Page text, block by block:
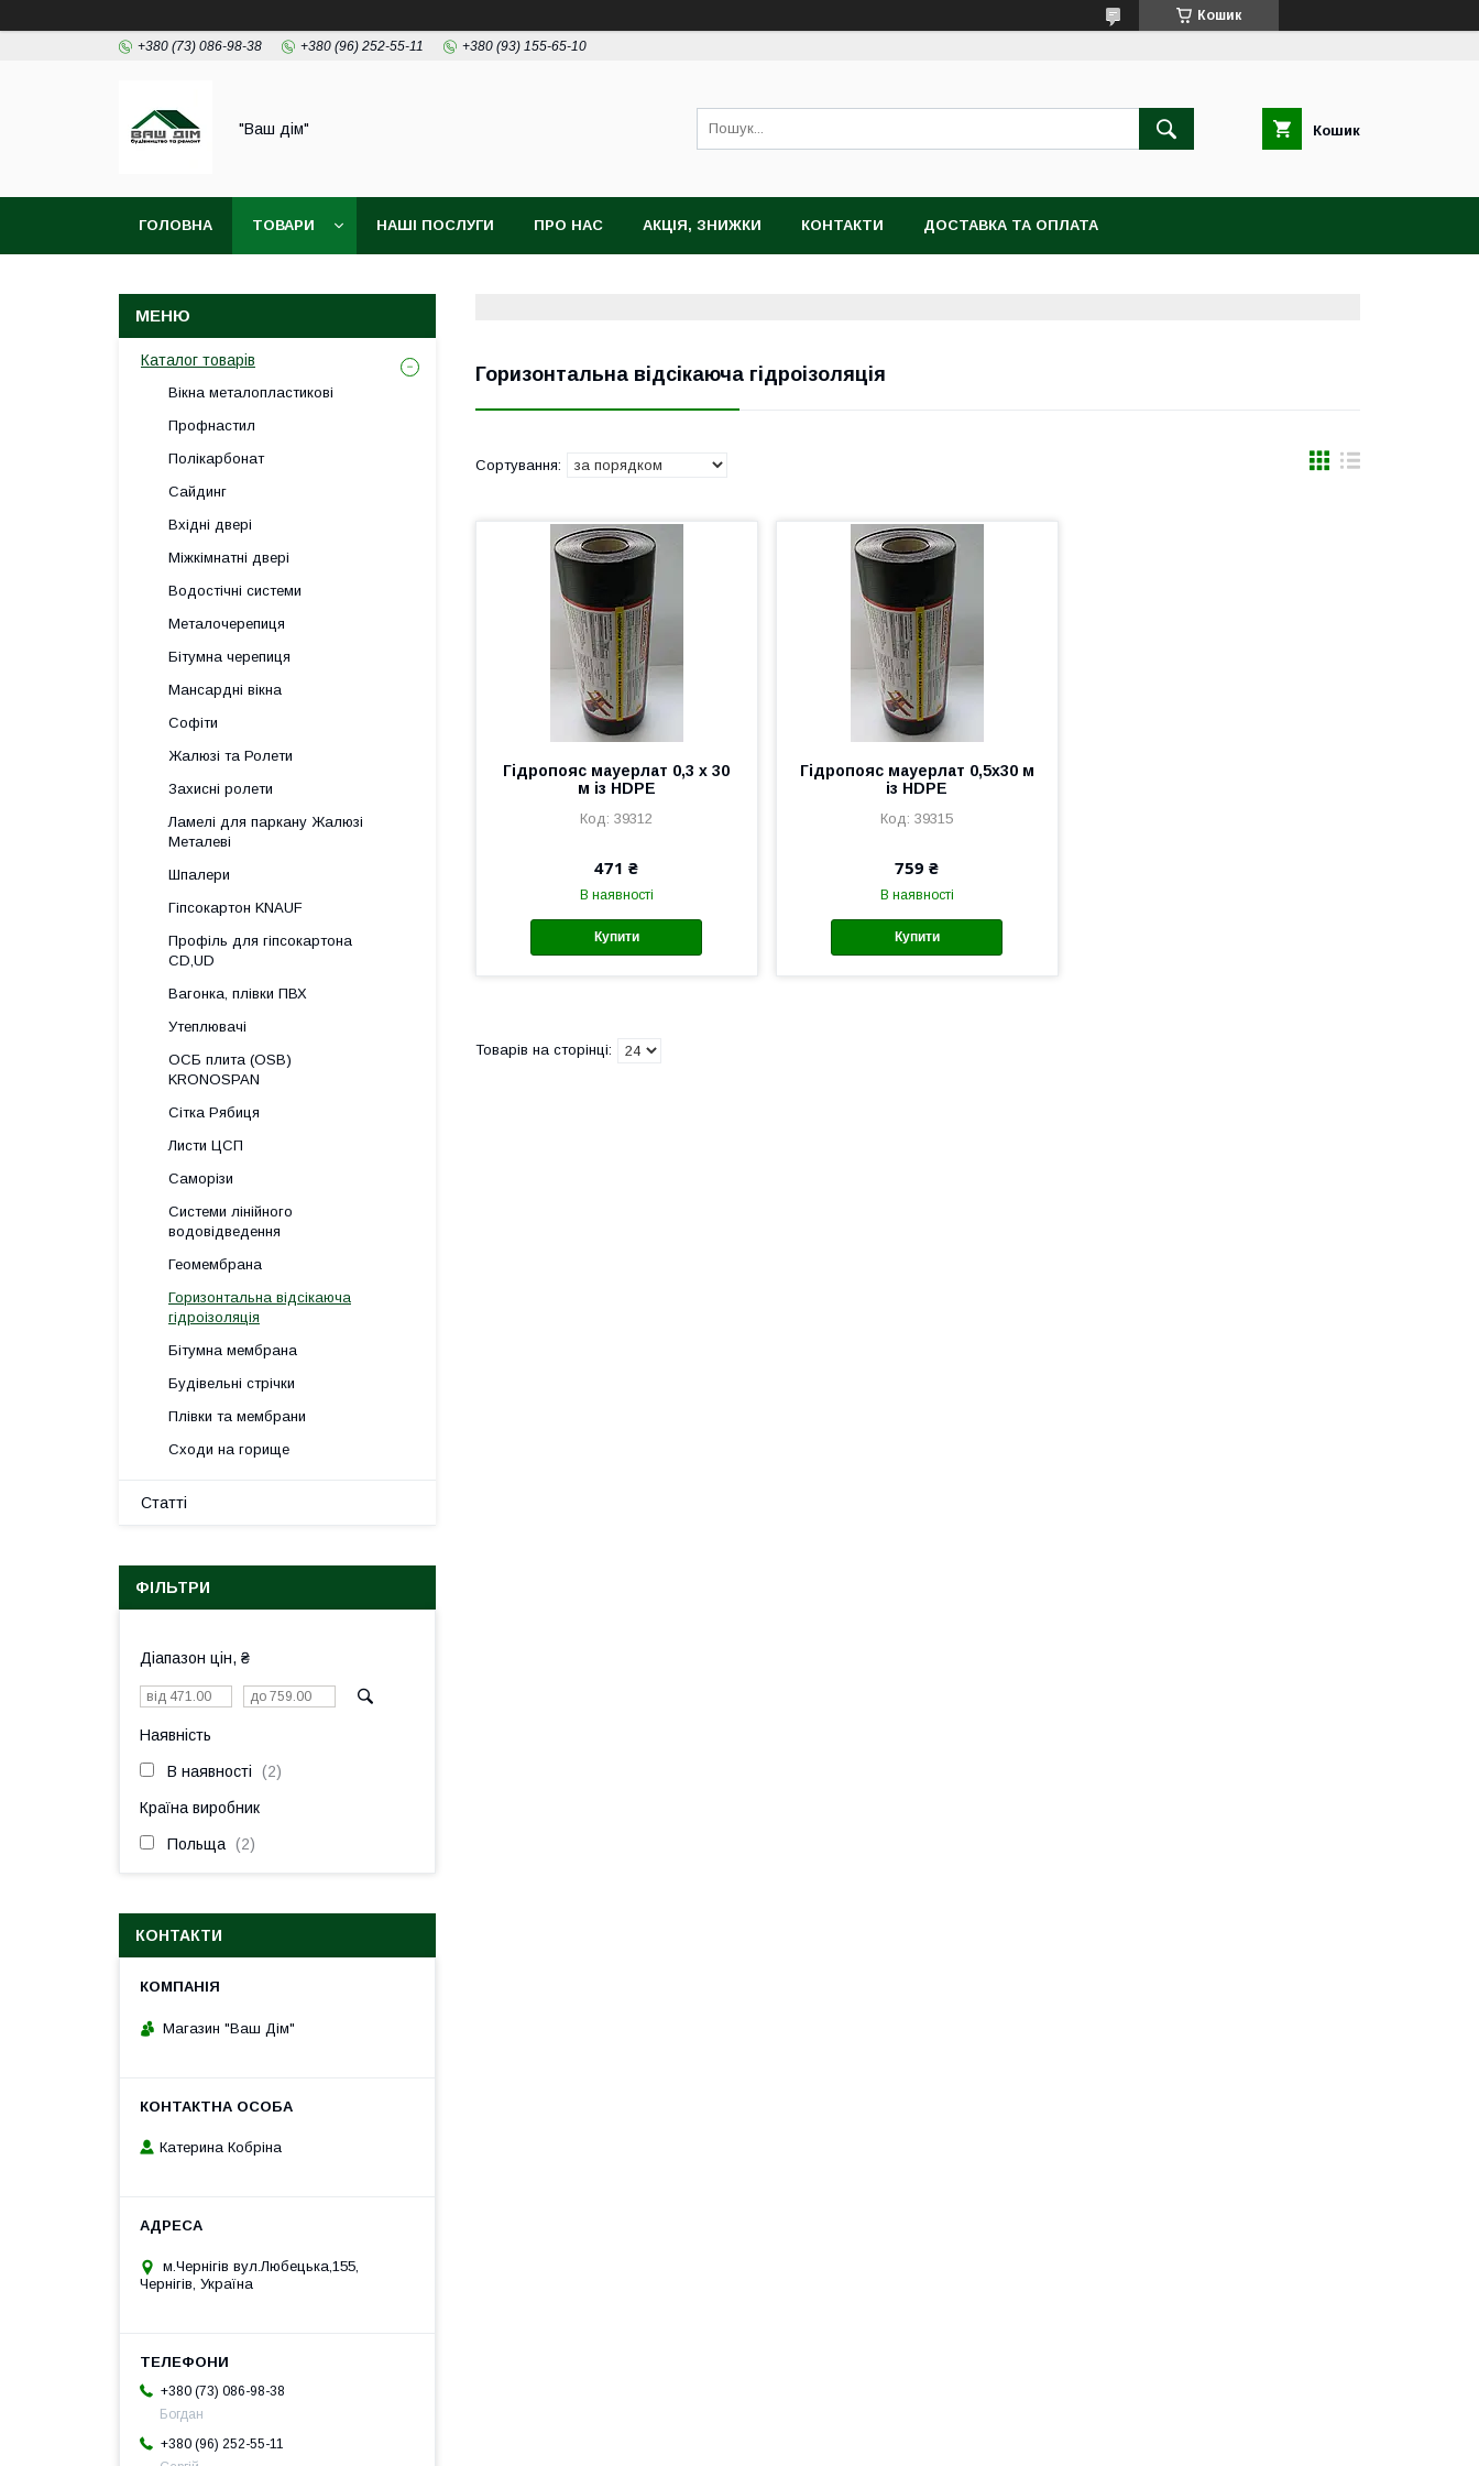
Кошик
+380 (73) 086-98-38 +380 (96) 252-55-11 +380 (93) 155-65-10
"Ваш дім" Кошик
ГОЛОВНА ТОВАРИ НАШІ ПОСЛУГИ ПРО НАС АКЦІЯ, ЗНИЖКИ КОНТАКТИ ДОСТАВКА ТА ОПЛАТА
Горизонтальна відсікаюча гідроізоляція
Гідропояс мауерлат 0,3 х 30
м із HDPE
39312
471 ₴
В наявності
Купити
Гідропояс мауерлат 0,5х30 м
із HDPE
39315
759 ₴
В наявності
Купити
Каталог товарів
Вікна металопластикові
Профнастил
Полікарбонат
Сайдинг
Вхідні двері
Міжкімнатні двері
Водостічні системи
Металочерепиця
Бітумна черепиця
Мансардні вікна
Софіти
Жалюзі та Ролети
Захисні ролети
Ламелі для паркану Жалюзі
Металеві
Шпалери
Гіпсокартон KNAUF
Профіль для гіпсокартона
CD,UD
Вагонка, плівки ПВХ
Утеплювачі
ОСБ плита (OSB)
KRONOSPAN
Сітка Рябиця
Листи ЦСП
Саморізи
Системи лінійного
водовідведення
Геомембрана
Горизонтальна відсікаюча
гідроізоляція
Бітумна мембрана
Будівельні стрічки
Плівки та мембрани
Сходи на горище
Статті
ФІЛЬТРИ
Діапазон цін, ₴
Наявність
В наявності 2
Країна виробник
Польща 2
КОНТАКТИ
Магазин "Ваш Дім"
Катерина Кобріна
м.Чернігів вул.Любецька,155,
Чернігів, Україна
+380 (73) 086-98-38
Богдан
+380 (96) 252-55-11